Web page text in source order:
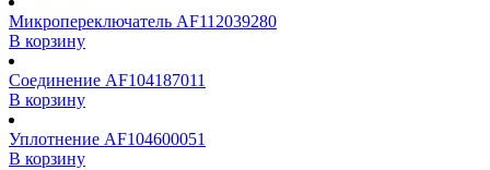
Микропереключатель AF112039280
В корзину
Соединение AF104187011
В корзину
Уплотнение AF104600051
В корзину